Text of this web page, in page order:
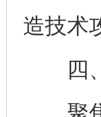
造技术
四、